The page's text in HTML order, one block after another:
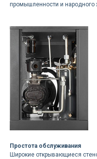
промышленности и народного
Простота обслуживания
Широкие открывающиеся
Логистика поставок
может быть выделена в
статью расходов или
в стоимость оборудования
Остались
по
специалисты
и помогут в